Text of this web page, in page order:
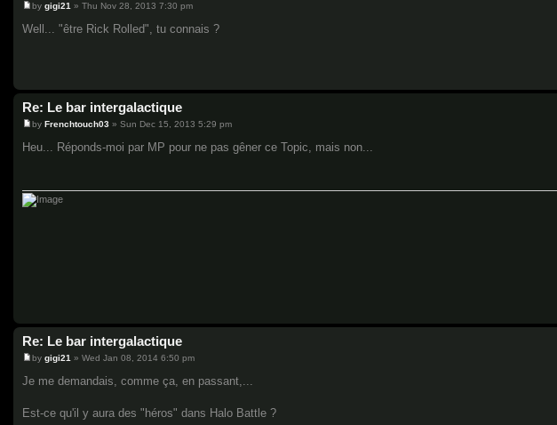
P
o
s
by gigi21 » Thu Nov 28, 2013 7:30 pm
Well... "être Rick Rolled", tu connais ?
Re: Le bar intergalactique
P
s
by Frenchtouch03 » Sun Dec 15, 2013 5:29 pm
Heu... Réponds-moi par MP pour ne pas gêner ce Topic, mais non...
Re: Le bar intergalactique
P
s
by gigi21 » Wed Jan 08, 2014 6:50 pm
Je me demandais, comme ça, en passant,...
Est-ce qu'il y aura des "héros" dans Halo Battle ?